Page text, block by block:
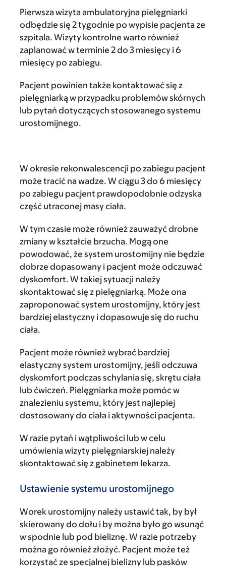
Pierwsza wizyta ambulatoryjna pielęgniarki
odbędzie się 2 tygodnie po wypisie pacjenta ze
szpitala. Wizyty kontrolne warto również
zaplanować w terminie 2 do 3 miesięcy i 6
miesięcy po zabiegu.
Pacjent powinien także kontaktować się z
pielęgniarką w przypadku problemów skórnych
lub pytań dotyczących stosowanego systemu
urostomijnego.
W okresie rekonwalescencji po zabiegu pacjent
może tracić na wadze. W ciągu 3 do 6 miesięcy
po zabiegu pacjent prawdopodobnie odzyska
część utraconej masy ciała.
W tym czasie może również zauważyć drobne
zmiany w kształcie brzucha. Mogą one
powodować, że system urostomijny nie będzie
dobrze dopasowany i pacjent może odczuwać
dyskomfort. W takiej sytuacji należy
skontaktować się z pielęgniarką. Może ona
zaproponować system urostomijny, który jest
bardziej elastyczny i dopasowuje się do ruchu
ciała.
Pacjent może również wybrać bardziej
elastyczny system urostomijny, jeśli odczuwa
dyskomfort podczas schylania się, skrętu ciała
lub ćwiczeń. Pielęgniarka może pomóc w
znalezieniu systemu, który jest najlepiej
dostosowany do ciała i aktywności pacjenta.
W razie pytań i wątpliwości lub w celu
umówienia wizyty pielęgniarskiej należy
skontaktować się z gabinetem lekarza.
Ustawienie systemu urostomijnego
Worek urostomijny należy ustawić tak, by był
skierowany do dołu i by można było go wsunąć
w spodnie lub pod bieliznę. W razie potrzeby
można go również złożyć. Pacjent może też
korzystać ze specjalnej bielizny lub pasków